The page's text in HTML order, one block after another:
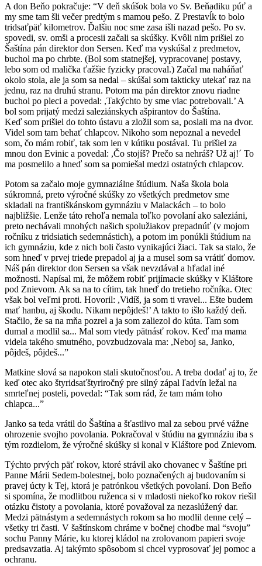
A don Beňo pokračuje: “V deň skúšok bola vo Sv. Beňadiku púť a
my sme tam šli večer predtým s mamou pešo. Z Prestavĺk to bolo
tridsaťpäť kilometrov. Ďalšiu noc sme zasa išli nazad pešo. Po sv.
spovedi, sv. omši a procesii začali sa skúšky. Kvôli nim prišiel zo
Šaštína pán direktor don Sersen. Keď ma vyskúšal z predmetov,
buchol ma po chrbte. (Bol som statnejšej, vypracovanej postavy,
lebo som od malička ťažšie fyzicky pracoval.) Začal ma naháňať
okolo stola, ale ja som sa nedal – skúšal som takticky utekať raz na
jednu, raz na druhú stranu. Potom ma pán direktor znovu riadne
buchol po pleci a povedal: ,Takýchto by sme viac potrebovali.’ A
bol som prijatý medzi saleziánskych ašpirantov do Šaštína.
Keď som prišiel do tohto ústavu a zložil som sa, poslali ma na dvor.
Videl som tam behať chlapcov. Nikoho som nepoznal a nevedel
som, čo mám robiť, tak som len v kútiku postával. Tu prišiel za
mnou don Evinic a povedal: ,Čo stojíš? Prečo sa nehráš? Už aj!´ To
ma posmelilo a hneď som sa pomiešal medzi ostatných chlapcov.
Potom sa začalo moje gymnaziálne štúdium. Naša škola bola
súkromná, preto výročné skúšky zo všetkých predmetov sme
skladali na františkánskom gymnáziu v Malackách – to bolo
najbližšie. Lenže táto rehoľa nemala toľko povolaní ako saleziáni,
preto nechávali mnohých našich spolužiakov prepadnúť (v mojom
ročníku z tridsiatich sedemnástich), a potom im ponúkli štúdium na
ich gymnáziu, kde z nich boli často vynikajúci žiaci. Tak sa stalo, že
som hneď v prvej triede prepadol aj ja a musel som sa vrátiť domov.
Náš pán direktor don Sersen sa však nevzdával a hľadal iné
možnosti. Napísal mi, že môžem robiť prijímacie skúšky v Kláštore
pod Znievom. Ak sa na to cítim, tak hneď do tretieho ročníka. Otec
však bol veľmi proti. Hovoril: ,Vidíš, ja som ti vravel... Ešte budem
mať hanbu, aj škodu. Nikam nepôjdeš!’ A takto to išlo každý deň.
Stačilo, že sa na mňa pozrel a ja som zaliezol do kúta. Tam som
dumal a modlil sa... Mal som vtedy pätnásť rokov. Keď ma mama
videla takého smutného, povzbudzovala ma: ,Neboj sa, Janko,
pôjdeš, pôjdeš...”
Matkine slová sa napokon stali skutočnosťou. A treba dodať aj to, že
keď otec ako štyridsaťštyriročný pre silný zápal ľadvín ležal na
smrteľnej posteli, povedal: “Tak som rád, že tam mám toho
chlapca...”
Janko sa teda vrátil do Šaštína a šťastlivo mal za sebou prvé vážne
ohrozenie svojho povolania. Pokračoval v štúdiu na gymnáziu iba s
tým rozdielom, že výročné skúšky si konal v Kláštore pod Znievom.
Týchto prvých päť rokov, ktoré strávil ako chovanec v Šaštíne pri
Panne Márii Sedem-bolestnej, bolo poznačených aj budovaním si
pravej úcty k Tej, ktorá je patrónkou všetkých povolaní. Don Beňo
si spomína, že modlitbou ruženca si v mladosti niekoľko rokov riešil
otázku čistoty a povolania, ktoré považoval za nezaslúžený dar.
Medzi pätnástym a sedemnástych rokom sa ho modlil denne celý –
všetky tri časti. V šaštínskom chráme v bočnej chodbe mal “svoju”
sochu Panny Márie, ku ktorej kládol na zrolovanom papieri svoje
predsavzatia. Aj takýmto spôsobom si chcel vyprosovať jej pomoc a
ochranu.